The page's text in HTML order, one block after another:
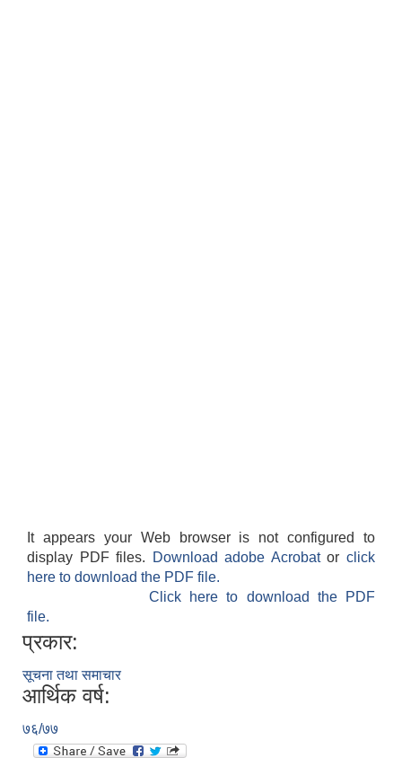
It appears your Web browser is not configured to
display PDF files.
Download adobe Acrobatorclick
here to download the PDF file.
Click here to download the PDF
file.
प्रकार:
सूचना तथा समाचार
आर्थिक वर्ष:
७६/७७